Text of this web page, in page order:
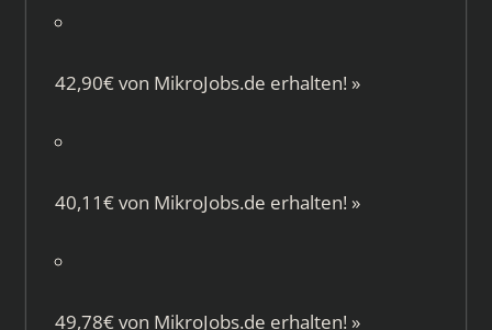
42,90€ von MikroJobs.de erhalten! »
40,11€ von MikroJobs.de erhalten! »
49,78€ von MikroJobs.de erhalten! »